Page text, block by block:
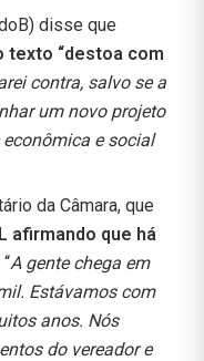
disse que
texto “destoa com
contra, salvo se a
um novo projeto
e social
da Câmara, que
afirmando que há
“A gente chega em
Estávamos com
anos. Nós
do vereador e